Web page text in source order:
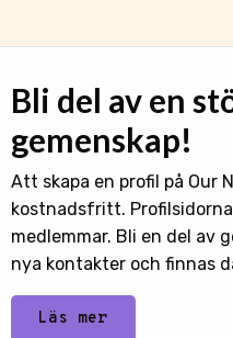
Bli del av en
gemenskap!
Att skapa en profil på Our
kostnadsfritt.
medlemmar. Bli en del av
nya kontakter och finnas
Läs mer